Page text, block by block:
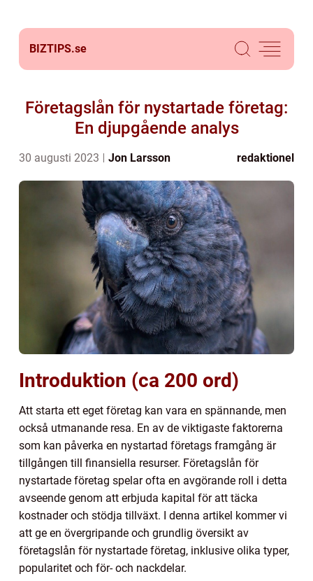
BIZTIPS.se
Företagslån för nystartade företag:
En djupgående analys
30 augusti 2023 Jon Larsson redaktionel
Introduktion (ca 200 ord)
Att starta ett eget företag kan vara en spännande, men
också utmanande resa. En av de viktigaste faktorerna
som kan påverka en nystartad företags framgång är
tillgången till finansiella resurser. Företagslån för
nystartade företag spelar ofta en avgörande roll i detta
avseende genom att erbjuda kapital för att täcka
kostnader och stödja tillväxt. I denna artikel kommer vi
att ge en övergripande och grundlig översikt av
företagslån för nystartade företag, inklusive olika typer,
popularitet och för- och nackdelar.